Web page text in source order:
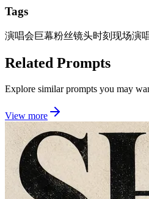
Tags
演唱会巨幕粉丝镜头时刻 现场演
Related Prompts
Explore similar prompts you may
View more